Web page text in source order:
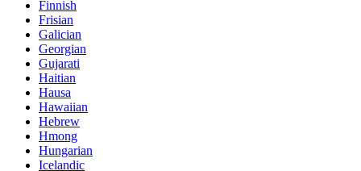
Finnish
Frisian
Galician
Georgian
Gujarati
Haitian
Hausa
Hawaiian
Hebrew
Hmong
Hungarian
Icelandic